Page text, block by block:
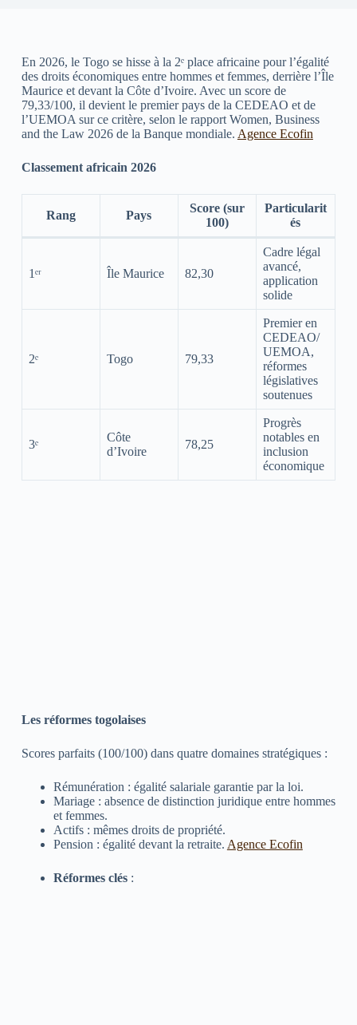
En 2026, le Togo se hisse à la 2ᵉ place africaine pour l’égalité
des droits économiques entre hommes et femmes, derrière l’Île
Maurice et devant la Côte d’Ivoire. Avec un score de
79,33/100, il devient le premier pays de la CEDEAO et de
l’UEMOA sur ce critère, selon le rapport Women, Business
and the Law 2026 de la Banque mondiale. Agence Ecofin
Classement africain 2026
Rang Pays
Score (sur
100)
Particularit
és
1ᵉʳ Île Maurice 82,30
Cadre légal
avancé,
application
solide
2ᵉ Togo 79,33
Premier en
CEDEAO/
UEMOA,
réformes
législatives
soutenues
3ᵉ
Côte
d’Ivoire
78,25
Progrès
notables en
inclusion
économique
Les réformes togolaises
Scores parfaits (100/100) dans quatre domaines stratégiques :
Rémunération : égalité salariale garantie par la loi.
Mariage : absence de distinction juridique entre hommes
et femmes.
Actifs : mêmes droits de propriété.
Pension : égalité devant la retraite. Agence Ecofin
Réformes clés: